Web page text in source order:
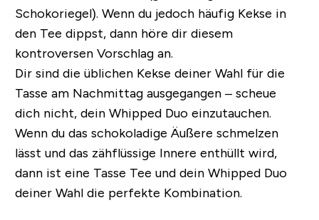
Schokoriegel). Wenn du jedoch häufig Kekse in
den Tee dippst, dann höre dir diesem
kontroversen Vorschlag an.
Dir sind die üblichen Kekse deiner Wahl für die
Tasse am Nachmittag ausgegangen – scheue
dich nicht, dein Whipped Duo einzutauchen.
Wenn du das schokoladige Äußere schmelzen
lässt und das zähflüssige Innere enthüllt wird,
dann ist eine Tasse Tee und dein Whipped Duo
deiner Wahl die perfekte Kombination.